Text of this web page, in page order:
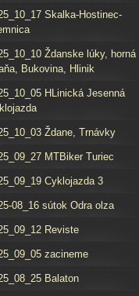
Skalka-Hostinec-
Ždanske lúky, horná
Bukovina, Hlinik
HLinická Jesenná
Ždane, Trnávky
MTBiker Turiec
Cyklojazda 3
08_16 sútok Odra olza
Reviste
zacineme
Balaton